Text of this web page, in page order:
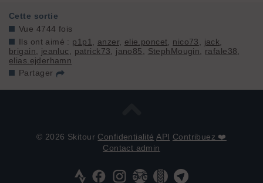
Cette sortie
Vue 4744 fois
Ils ont aimé : p1p1 anzer, elie.poncet nico73 jack
brigain
jeanluc patrick73 jano85 StephMougin rafale38
elias.ejderhamn
Partager
© 2026 Skitour Confidentialité API Contribuez ❤️
Contact admin